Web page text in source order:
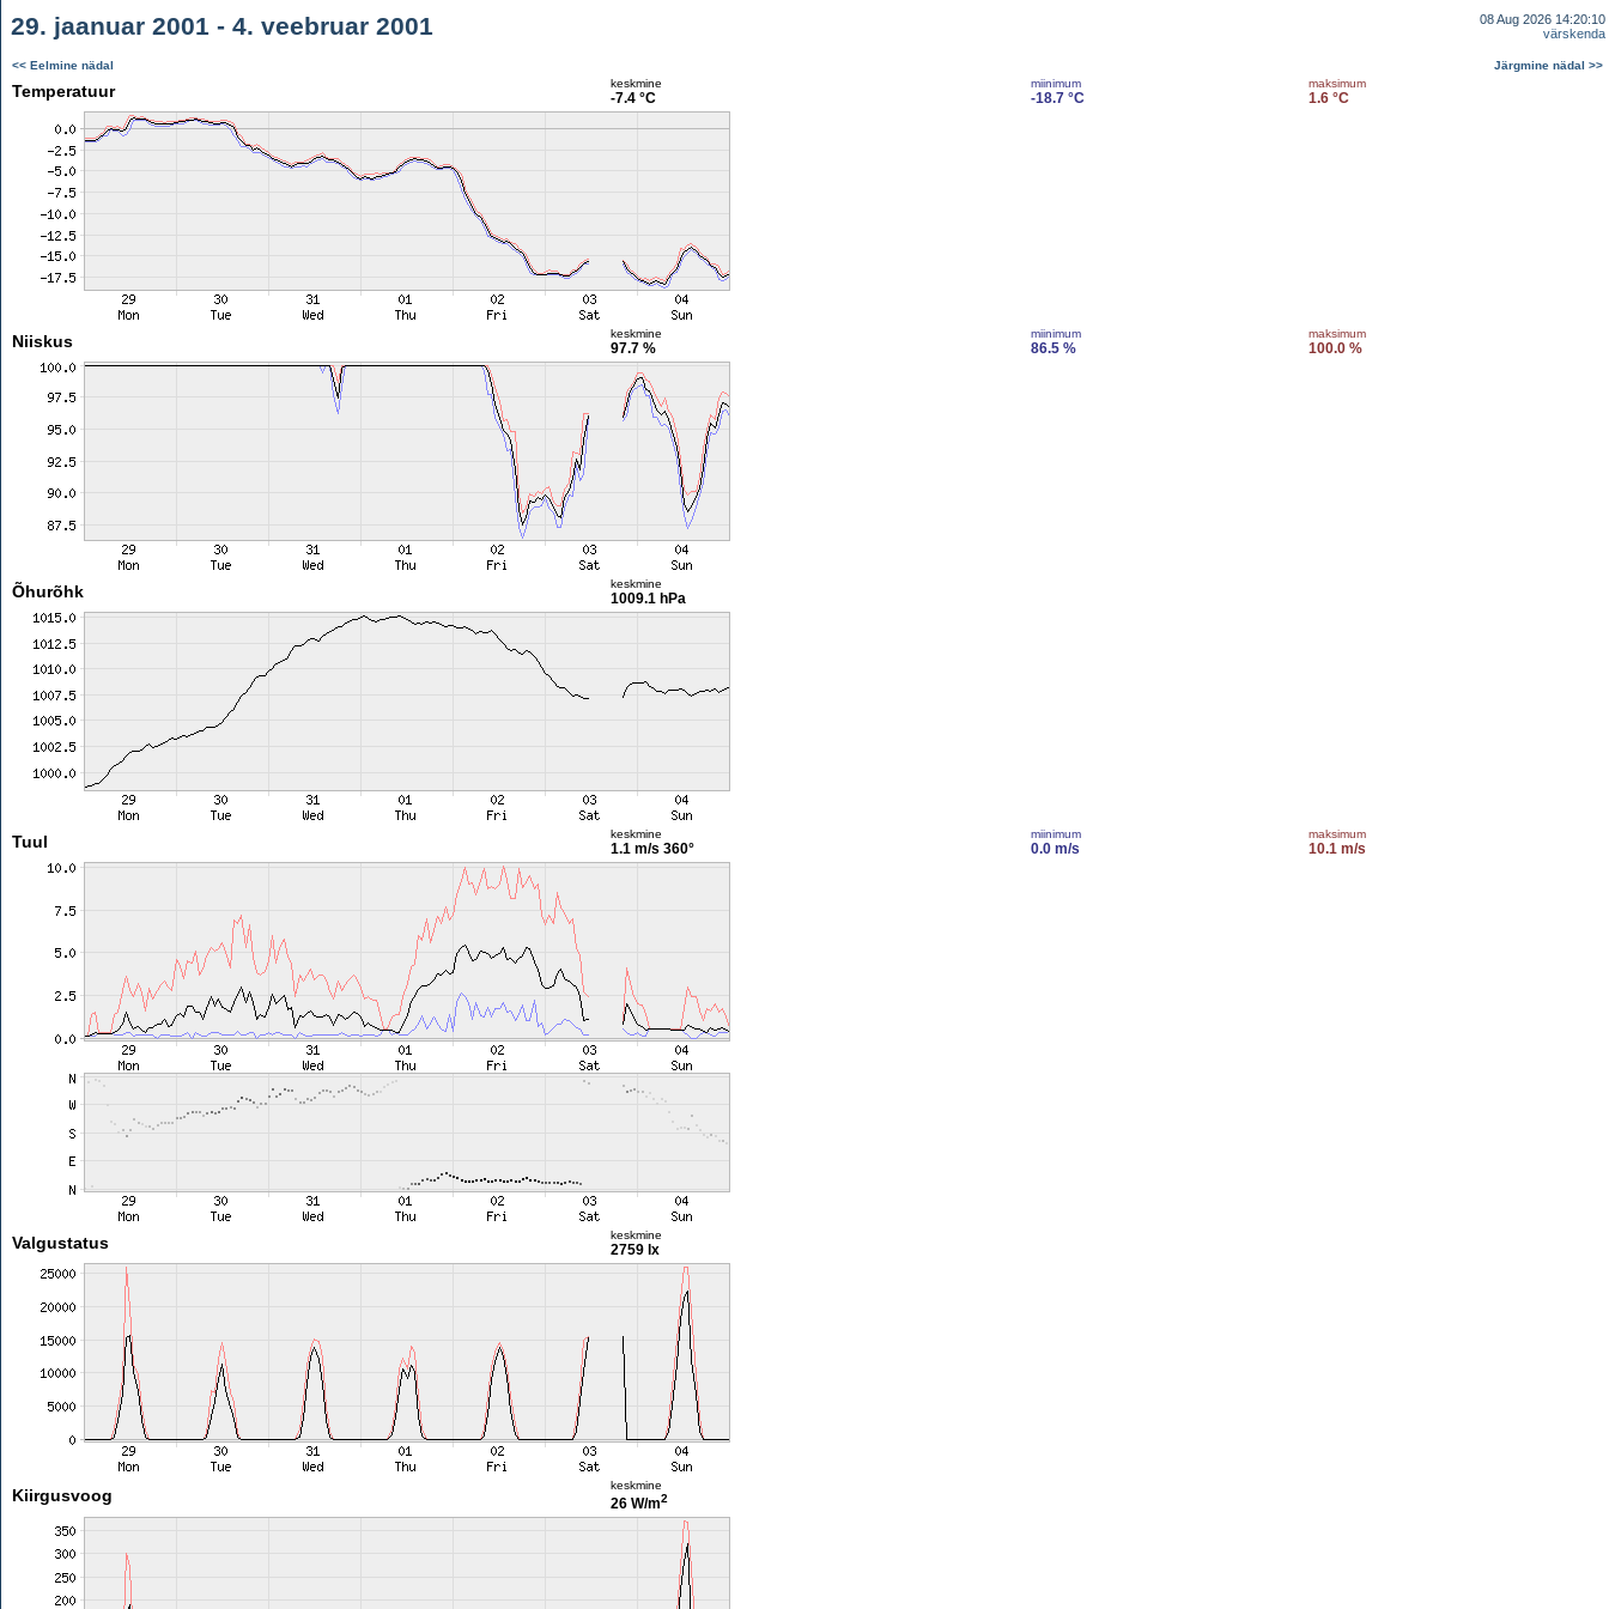
29. jaanuar 2001 - 4. veebruar 2001
08 Aug 2026 14:20:10
värskenda
<< Eelmine nädal Järgmine nädal >>
Temperatuur keskmine
-7.4 °C
miinimum
-18.7 °C
maksimum
1.6 °C
Niiskus keskmine
97.7 %
miinimum
86.5 %
maksimum
100.0 %
Õhurõhk keskmine
1009.1 hPa
Tuul keskmine
1.1 m/s 360°
miinimum
0.0 m/s
maksimum
10.1 m/s
Valgustatus keskmine
2759 lx
Kiirgusvoog
keskmine
26 W/m2